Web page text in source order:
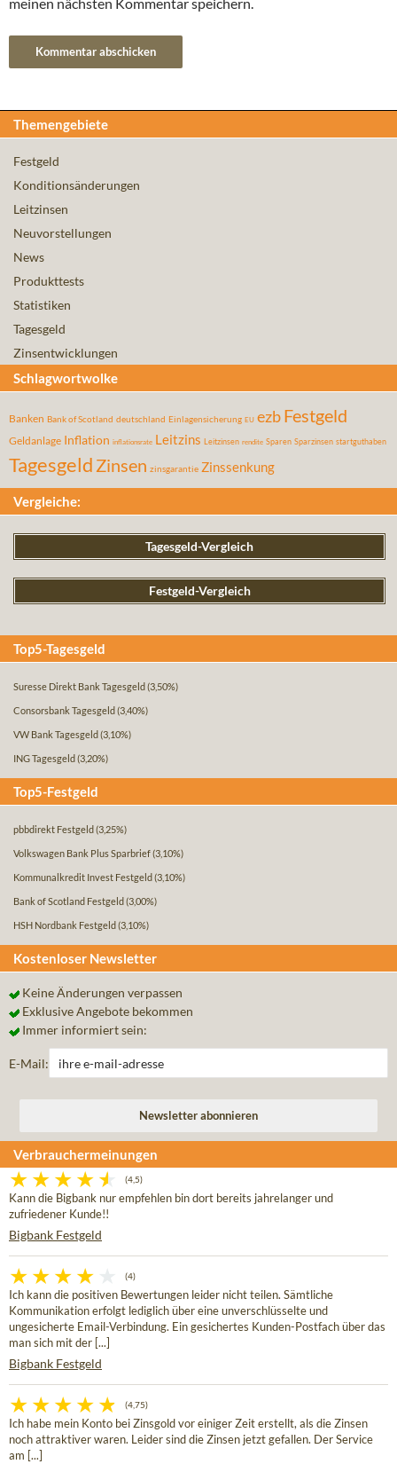
Themengebiete
Festgeld
Konditionsänderungen
Leitzinsen
Neuvorstellungen
News
Produkttests
Statistiken
Tagesgeld
Zinsentwicklungen
Schlagwortwolke
Banken Bank of Scotland deutschland Einlagensicherung EU ezbFestgeld
Geldanlage Inflation inflationsrate Leitzins Leitzinsen rendite Sparen Sparzinsen startguthaben
Tagesgeld Zinsen zinsgarantie Zinssenkung
Vergleiche:
Tagesgeld-Vergleich
Festgeld-Vergleich
Top5-Tagesgeld
Suresse Direkt Bank Tagesgeld (3,50%)
Consorsbank Tagesgeld (3,40%)
VW Bank Tagesgeld (3,10%)
ING Tagesgeld (3,20%)
Top5-Festgeld
pbbdirekt Festgeld (3,25%)
Volkswagen Bank Plus Sparbrief(3,10%)
Kommunalkredit Invest Festgeld (3,10%)
Bank of Scotland Festgeld (3,00%)
HSH Nordbank Festgeld (3,10%)
Kostenloser Newsletter
Keine Änderungen verpassen
Exklusive Angebote bekommen
Immer informiert sein:
E-Mail:
Verbrauchermeinungen
(4,5)
Kann die Bigbank nur empfehlen bin dort bereits jahrelanger und
zufriedener Kunde!!
Bigbank Festgeld
(4)
Ich kann die positiven Bewertungen leider nicht teilen. Sämtliche
Kommunikation erfolgt lediglich über eine unverschlüsselte und
ungesicherte Email-Verbindung. Ein gesichertes Kunden-Postfach über das
man sich mit der [...]
Bigbank Festgeld
(4,75)
Ich habe mein Konto bei Zinsgold vor einiger Zeit erstellt, als die Zinsen
noch attraktiver waren. Leider sind die Zinsen jetzt gefallen. Der Service
am [...]